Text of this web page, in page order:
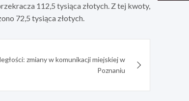
112,5 tysiąca złotych. Z tej kwoty,
72,5 tysiąca złotych.
zmiany w komunikacji miejskiej w
Poznaniu